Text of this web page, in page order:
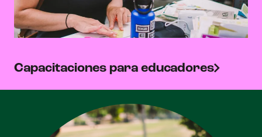
Capacitaciones para educadores